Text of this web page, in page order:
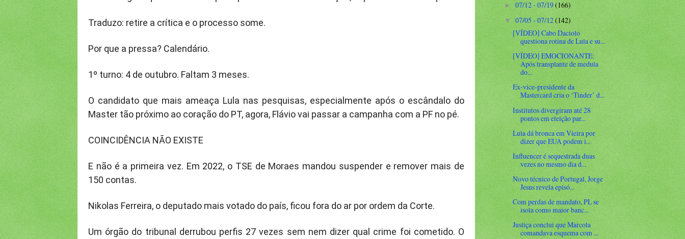
Traduzo: retire a crítica e o processo some.
Por que a pressa? Calendário.
1º turno: 4 de outubro. Faltam 3 meses.
O candidato que mais ameaça Lula nas pesquisas, especialmente após o escândalo do
Master tão próximo ao coração do PT, agora, Flávio vai passar a campanha com a PF no pé.
COINCIDÊNCIA NÃO EXISTE
E não é a primeira vez. Em 2022, o TSE de Moraes mandou suspender e remover mais de
150 contas.
Nikolas Ferreira, o deputado mais votado do país, ficou fora do ar por ordem da Corte.
Um órgão do tribunal derrubou perfis 27 vezes sem nem dizer qual crime foi cometido. O
►07/12 - 07/19(166)
▼07/05 - 07/12(142)
[VÍDEO] Cabo Daciolo
questiona rotina de Lula e su...
[VÍDEO] EMOCIONANTE:
Após transplante de medula
do...
Ex-vice-presidente da
Mastercard cria o ‘Tinder’ d...
Institutos divergiram até 28
pontos em eleição par...
Lula dá bronca em Vieira por
dizer que EUA podem i...
Influencer é sequestrada duas
vezes no mesmo dia d...
Novo técnico de Portugal, Jorge
Jesus revela episó...
Com perdas de mandato, PL se
isola como maior banc...
Justiça conclui que Marcola
comandava esquema com ...